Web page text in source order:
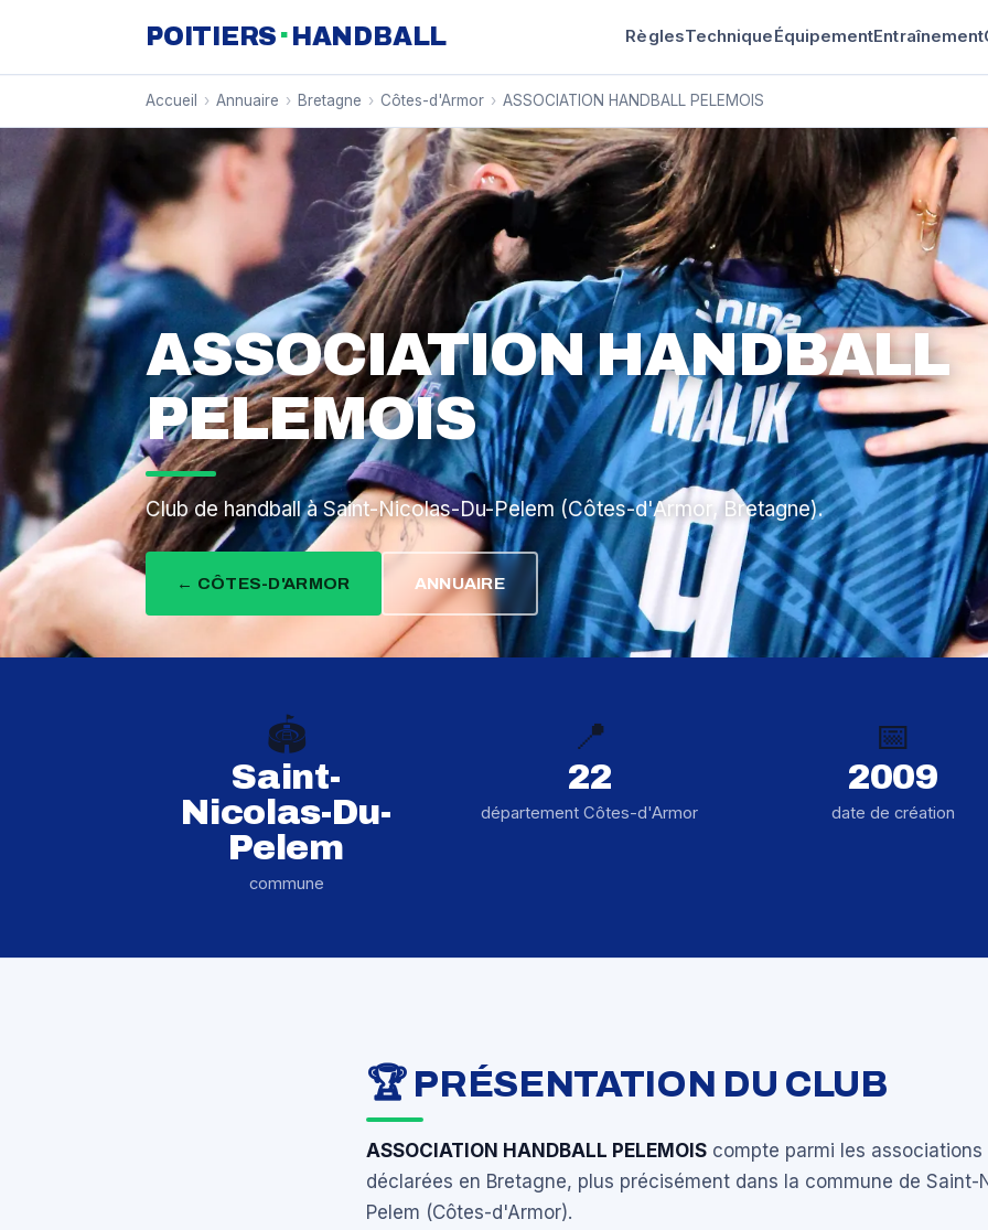
POITIERS · HANDBALL RèglesTechniqueÉquipementEntraînement
Accueil › Annuaire › Bretagne › Côtes-d'Armor › ASSOCIATION HANDBALL PELEMOIS
ASSOCIATION HANDBALL
PELEMOIS
Club de handball à Saint-Nicolas-Du-Pelem (Côtes-d'Armor, Bretagne).
← CÔTES-D'ARMOR ANNUAIRE
🏟️
Saint-
Nicolas-Du-
Pelem
commune
📍
22
département Côtes-d'Armor
📅
2009
date de création
🏆 PRÉSENTATION DU CLUB
ASSOCIATION HANDBALL PELEMOIS compte parmi les associations
déclarées en Bretagne, plus précisément dans la commune de Saint-
Pelem (Côtes-d'Armor).